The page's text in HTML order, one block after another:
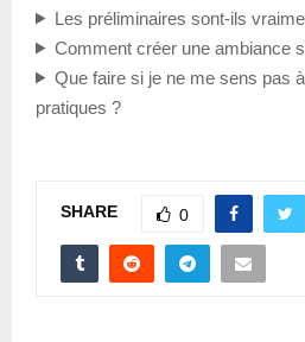
Les préliminaires sont-ils
Comment créer une ambiance
Que faire si je ne me sens pas
pratiques ?
SHARE 0